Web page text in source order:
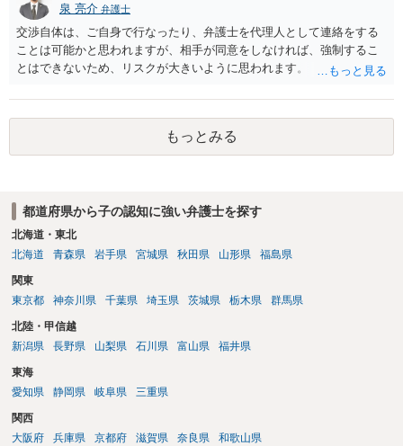
さい。） ２ マンション等の権利について 相手の言い分はおそらく、
財産分与をしたいということだと思われます。 原則として、財産分与
は、結婚した後に離婚した場合、 結婚期間中に築いた財産を、原則と
して半分ずつ分けるものですから、 結婚していない場合は、財産分与
の必要はありません。 婚約解消の場合は、財産分与は認められませ
ん。 ただ、内縁関係にあって、それを解消した場合は、財産分与が認
められます。 仮に財産分与が必要だとしても （ご記載の内容だけでは
判断できませんがおそらく財産分与が必要な可能性は低いと思います
が。）、 財産分与は、その同居期間について認められるものですの
く、 マンションの価値と残ローンの差額が財産分与の対象になり得ま
子さんがそれまでの貯金で購入した場合は、 そもそも、財産分与の対
象にはなりません。） ３ 裁判になった場合にどうすべきか 養育費や
財産分与に争いがある場合は、調停・審判になりますが、 その場合
は、弁護士にご依頼になり、必要な主張をしていくといいですよ。 ご
にして、お近くの弁護士に直接相談されて、今後の対応についてアド
バイスを求めることをおすすめいたします。 ご参考にしていただけま
すと幸いです。
泉 亮介 弁護士
交渉自体は、ご自身で行なったり、弁護士を代理人として連絡をする
ことは可能かと思われますが、相手が同意をしなければ、強制するこ
とはできないため、リスクが大きいように思われます。
もっとみる
都道府県から子の認知に強い弁護士を探す
北海道・東北
北海道
青森県 岩手県 宮城県 秋田県 山形県 福島県
関東
東京都
神奈川県 千葉県 埼玉県 茨城県 栃木県 群馬県
北陸・甲信越
新潟県
長野県 山梨県 石川県 富山県 福井県
東海
愛知県
静岡県 岐阜県 三重県
関西
大阪府
兵庫県 京都府 滋賀県 奈良県 和歌山県